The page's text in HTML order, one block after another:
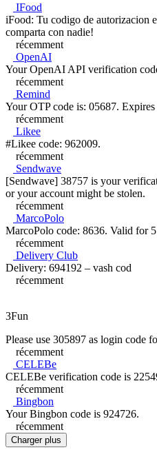
IFood
iFood: Tu codigo de autorizacion
comparta con nadie!
récemment
OpenAI
Your OpenAI API verification
récemment
Remind
Your OTP code is: 05687.
récemment
Likee
#Likee code: 962009.
récemment
Sendwave
[Sendwave] 38757 is your
or your account might be stolen.
récemment
MarcoPolo
MarcoPolo code: 8636. Valid for
récemment
Delivery Club
Delivery: 694192 – vash cod
récemment
3Fun
Please use 305897 as login code
récemment
CELEBe
CELEBe verification code is
récemment
Bingbon
Your Bingbon code is 924726.
récemment
Charger plus